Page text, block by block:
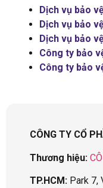
Dịch vụ bảo
Dịch vụ bảo
Dịch vụ bảo
Công ty bảo
Công ty bảo
CÔNG TY CỔ
Thương hiệu:
TP.HCM: Park 7,